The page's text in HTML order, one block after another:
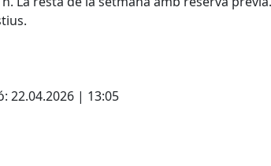
22.04.2026 | 13:05